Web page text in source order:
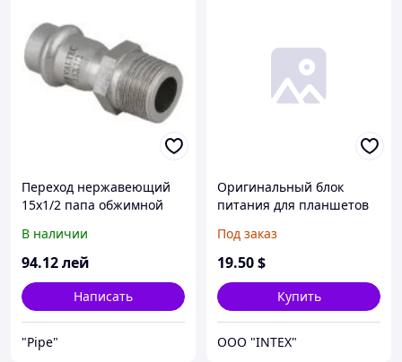
Переход нержавеющий
15х1/2 папа обжимной
В наличии
94.12лей
Написать
"Pipe"
Оригинальный блок
питания для планшетов
переходником, black
подходит к TF101, TF201,
Под заказ
19.50$
Купить
OOO "INTEX"